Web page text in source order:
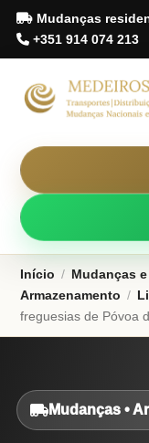
Mudanças
+351 914 074 213
Início / Mudanças e
Armazenamento /
freguesias de Póvoa
Mudanças •